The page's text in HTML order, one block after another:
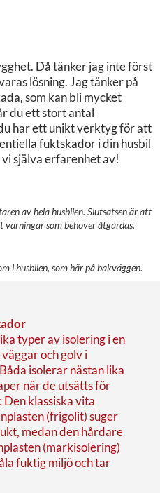
Då tänker jag inte först
lösning. Jag tänker på
som kan bli mycket
du ett stort antal
har ett unikt verktyg för att
fuktskador i din husbil
själva erfarenhet av!
av hela husbilen. Slutsatsen är att
varningar som behöver åtgärdas.
i husbilen, som här på bakväggen.
typer av isolering i en
och golv i
isolerar nästan lika
när de utsätts för
klassiska vita
(frigolit) suger
medan den hårdare
(markisolering)
fuktig miljö och tar